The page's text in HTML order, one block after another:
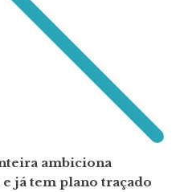
ambiciona
já tem plano traçado